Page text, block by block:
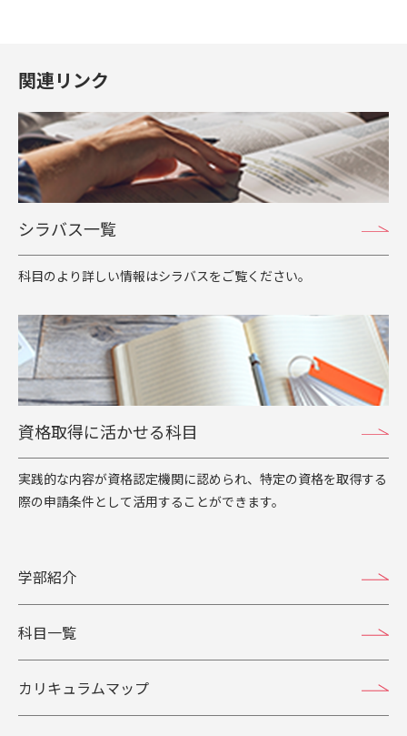
関連リンク
シラバス一覧
科目のより詳しい情報はシラバスをご覧ください。
資格取得に活かせる科目
実践的な内容が資格認定機関に認められ、特定の資格を取得する
際の申請条件として活用することができます。
学部紹介
科目一覧
カリキュラムマップ